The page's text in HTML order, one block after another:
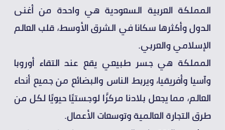
المملكة العربية السعودية هي واحدة من أغنى
الدول وأكثرها سكانا في الشرق الأوسط، قلب العالم
الإسلامي والعربي.
المملكة هي جسر طبيعي يقع عند التقاء أوروبا
وآسيا وأفريقيا، ويربط الناس والبضائع من جميع أنحاء
العالم، مما يجعل بلادنا مركزًا لوجستيًا حيويًا لكل من
طرق التجارة العالمية وتوسعات الأعمال.